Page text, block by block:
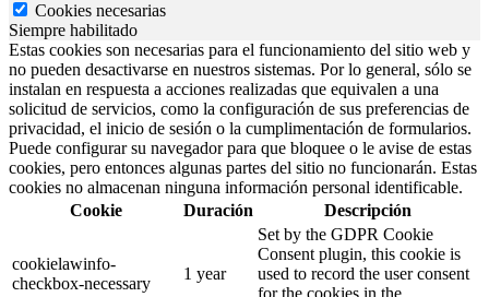
Cookies necesarias
Siempre habilitado
Estas cookies son necesarias para el funcionamiento del sitio web y
no pueden desactivarse en nuestros sistemas. Por lo general, sólo se
instalan en respuesta a acciones realizadas que equivalen a una
solicitud de servicios, como la configuración de sus preferencias de
privacidad, el inicio de sesión o la cumplimentación de formularios.
Puede configurar su navegador para que bloquee o le avise de estas
cookies, pero entonces algunas partes del sitio no funcionarán. Estas
cookies no almacenan ninguna información personal identificable.
Cookie
Duración Descripción
cookielawinfo-
checkbox-necessary
1 year
Set by the GDPR Cookie
Consent plugin, this cookie is
used to record the user consent